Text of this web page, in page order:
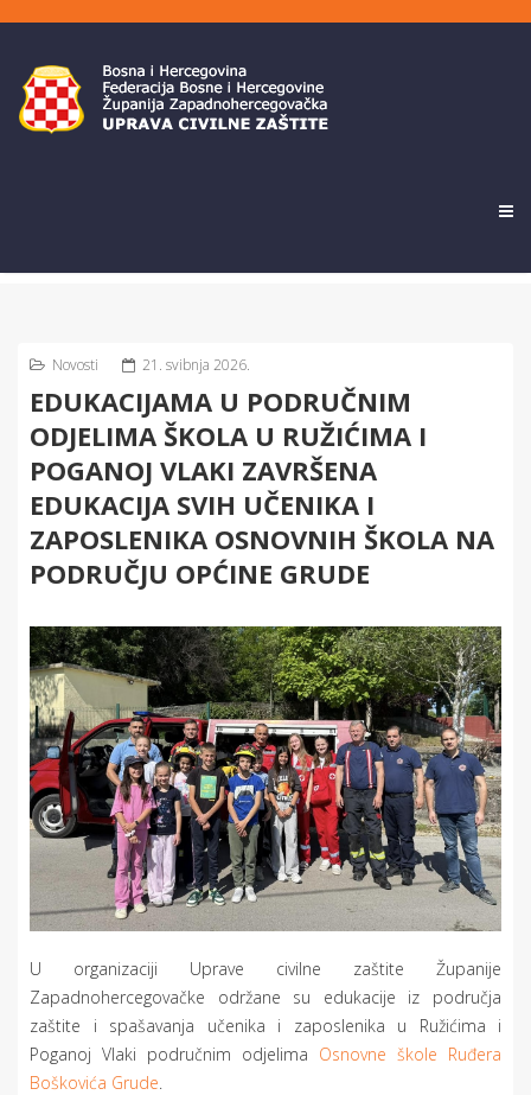
Novosti 21. svibnja 2026.
EDUKACIJAMA U PODRUČNIM
ODJELIMA ŠKOLA U RUŽIĆIMA I
POGANOJ VLAKI ZAVRŠENA
EDUKACIJA SVIH UČENIKA I
ZAPOSLENIKA OSNOVNIH ŠKOLA NA
PODRUČJU OPĆINE GRUDE
U organizaciji Uprave civilne zaštite Županije
Zapadnohercegovačke održane su edukacije iz područja
zaštite i spašavanja učenika i zaposlenika u Ružićima i
Poganoj Vlaki područnim odjelima Osnovne škole Ruđera
Boškovića Grude.